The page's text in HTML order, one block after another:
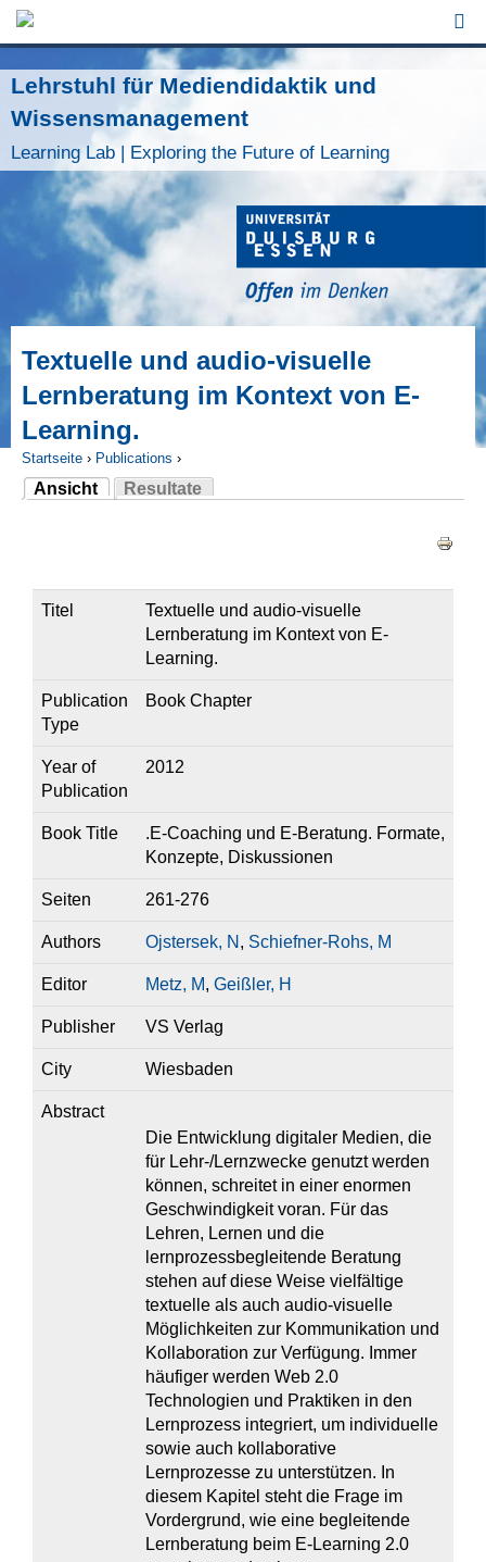
Jump to Navigation
Lehrstuhl für Mediendidaktik und
Wissensmanagement
Learning Lab | Exploring the Future of Learning
Textuelle und audio-visuelle
Lernberatung im Kontext von E-
Learning.
Sie sind hier
Startseite › Publications ›
Ansicht
(aktiver Reiter)
Resultate
Titel
Textuelle und audio-visuelle
Lernberatung im Kontext von E-
Learning.
Publication
Type
Book Chapter
Year of
Publication
2012
Book Title
.E-Coaching und E-Beratung. Formate,
Konzepte, Diskussionen
Seiten 261-276
Authors Ojstersek, N , Schiefner-Rohs, M
Editor Metz, M, Geißler, H
Publisher VS Verlag
City Wiesbaden
Abstract
Die Entwicklung digitaler Medien, die
für Lehr-/Lernzwecke genutzt werden
können, schreitet in einer enormen
Geschwindigkeit voran. Für das
Lehren, Lernen und die
lernprozessbegleitende Beratung
stehen auf diese Weise vielfältige
textuelle als auch audio-visuelle
Möglichkeiten zur Kommunikation und
Kollaboration zur Verfügung. Immer
häufiger werden Web 2.0
Technologien und Praktiken in den
Lernprozess integriert, um individuelle
sowie auch kollaborative
Lernprozesse zu unterstützen. In
diesem Kapitel steht die Frage im
Vordergrund, wie eine begleitende
Lernberatung beim E-Learning 2.0